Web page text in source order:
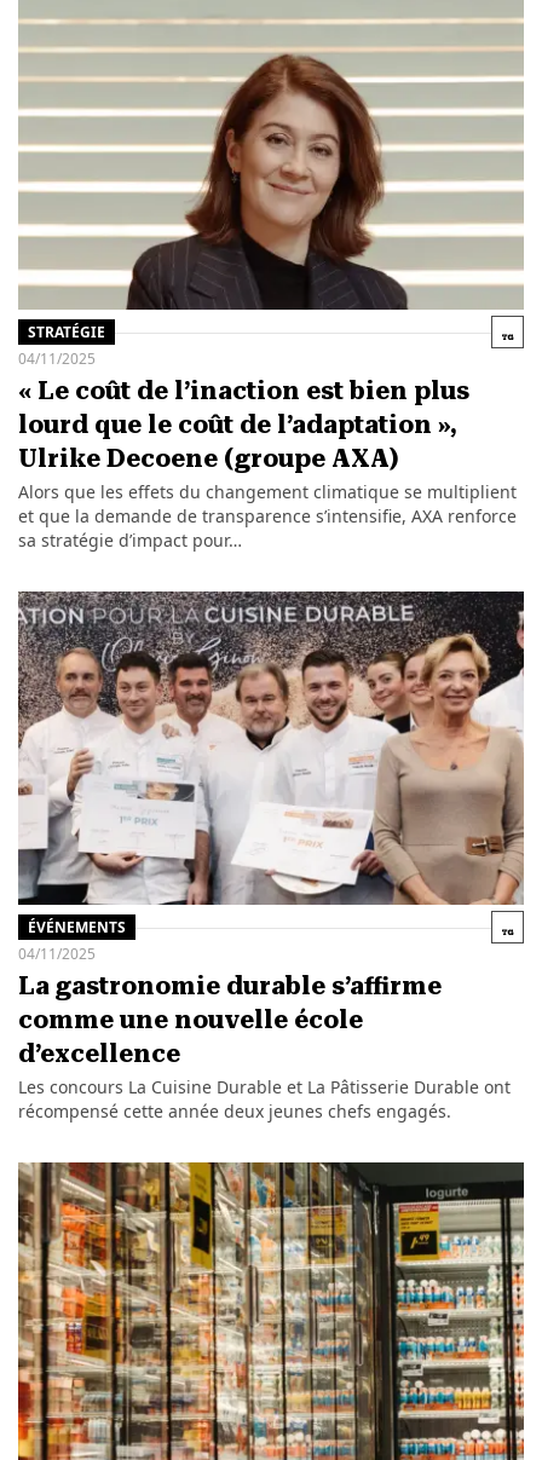
STRATÉGIE
04/11/2025
« Le coût de l’inaction est bien plus
lourd que le coût de l’adaptation »,
Ulrike Decoene (groupe AXA)
Alors que les effets du changement climatique se multiplient
et que la demande de transparence s’intensifie, AXA renforce
sa stratégie d’impact pour…
ÉVÉNEMENTS
04/11/2025
La gastronomie durable s’affirme
comme une nouvelle école
d’excellence
Les concours La Cuisine Durable et La Pâtisserie Durable ont
récompensé cette année deux jeunes chefs engagés.